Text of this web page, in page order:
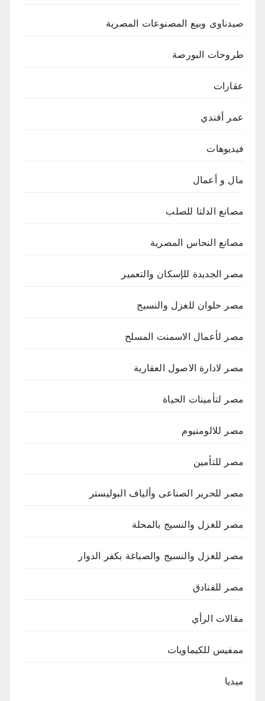
صيدناوى وبيع المصنوعات المصرية
طروحات البورصة
عقارات
عمر أفندي
فيديوهات
مال و أعمال
مصانع الدلتا للصلب
مصانع النحاس المصرية
مصر الجديدة للإسكان والتعمير
مصر حلوان للغزل والنسيج
مصر لأعمال الاسمنت المسلح
مصر لادارة الاصول العقارية
مصر لتأمينات الحياة
مصر للالومنيوم
مصر للتأمين
مصر للحرير الصناعى وألياف البوليستر
مصر للغزل والنسيج بالمحلة
مصر للغزل والنسيج والصباغة بكفر الدوار
مصر للفنادق
مقالات الرأي
ممفيس للكيماويات
ميديا